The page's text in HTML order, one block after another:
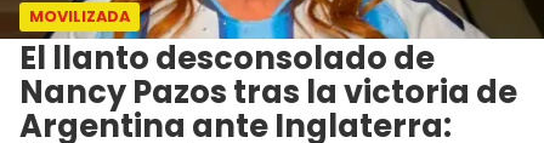
MOVILIZADA
El llanto desconsolado de
Nancy Pazos tras la victoria de
Argentina ante Inglaterra: